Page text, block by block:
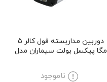
دوربین مداربسته فول کالر 5
مگا پیکسل بولت سیماران مدل
ناموجود